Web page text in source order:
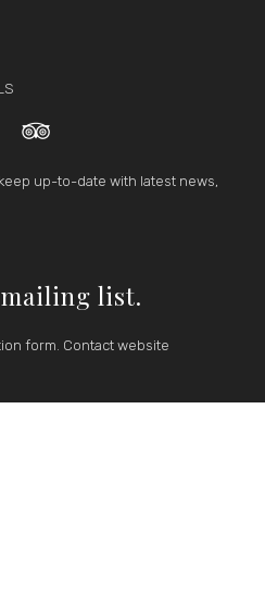

up-to-date with latest news,
list.
form. Contact website